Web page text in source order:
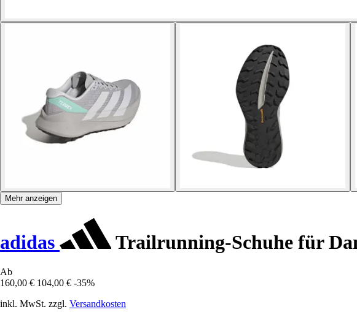
Mehr anzeigen
adidas Trailrunning-Schuhe für
Ab
160,00 € 104,00 € -35%
inkl. MwSt. zzgl. Versandkosten